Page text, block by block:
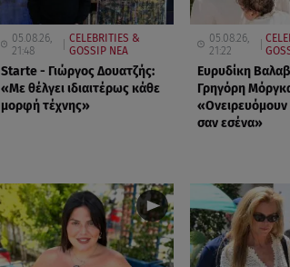
05.08.26,
21:48
CELEBRITIES &
GOSSIP ΝΕΑ
Starte - Γιώργος Δουατζής:
«Με θέλγει ιδιαιτέρως κάθε
μορφή τέχνης»
05.08.26,
21:22
Ευρυδίκη
Γρηγόρη
σαν εσένα»